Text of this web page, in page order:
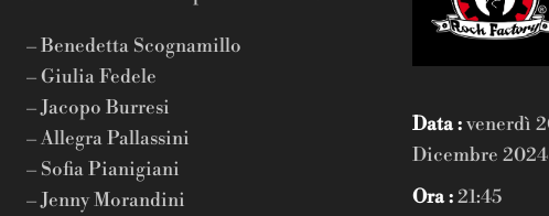
Data :venerdì
Dicembre 2024
Ora :21:45
– Benedetta Scognamillo
– Giulia Fedele
– Jacopo Burresi
– Allegra Pallassini
– Sofia Pianigiani
– Jenny Morandini